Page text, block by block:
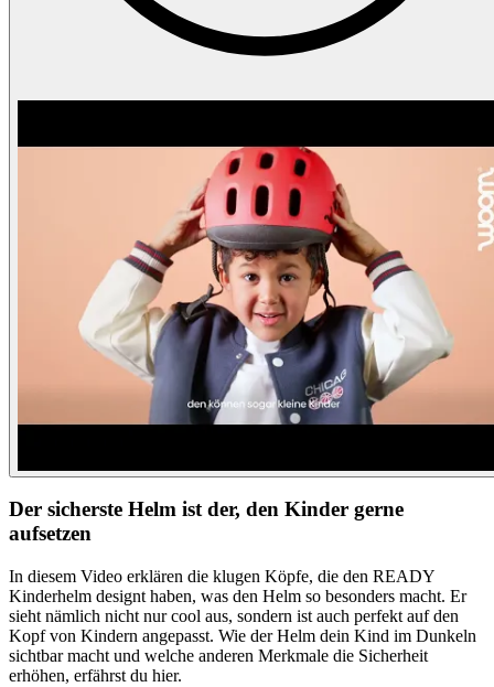
Der sicherste Helm ist der, den Kinder gerne
aufsetzen
In diesem Video erklären die klugen Köpfe, die den READY
Kinderhelm designt haben, was den Helm so besonders macht. Er
sieht nämlich nicht nur cool aus, sondern ist auch perfekt auf den
Kopf von Kindern angepasst. Wie der Helm dein Kind im Dunkeln
sichtbar macht und welche anderen Merkmale die Sicherheit
erhöhen, erfährst du hier.